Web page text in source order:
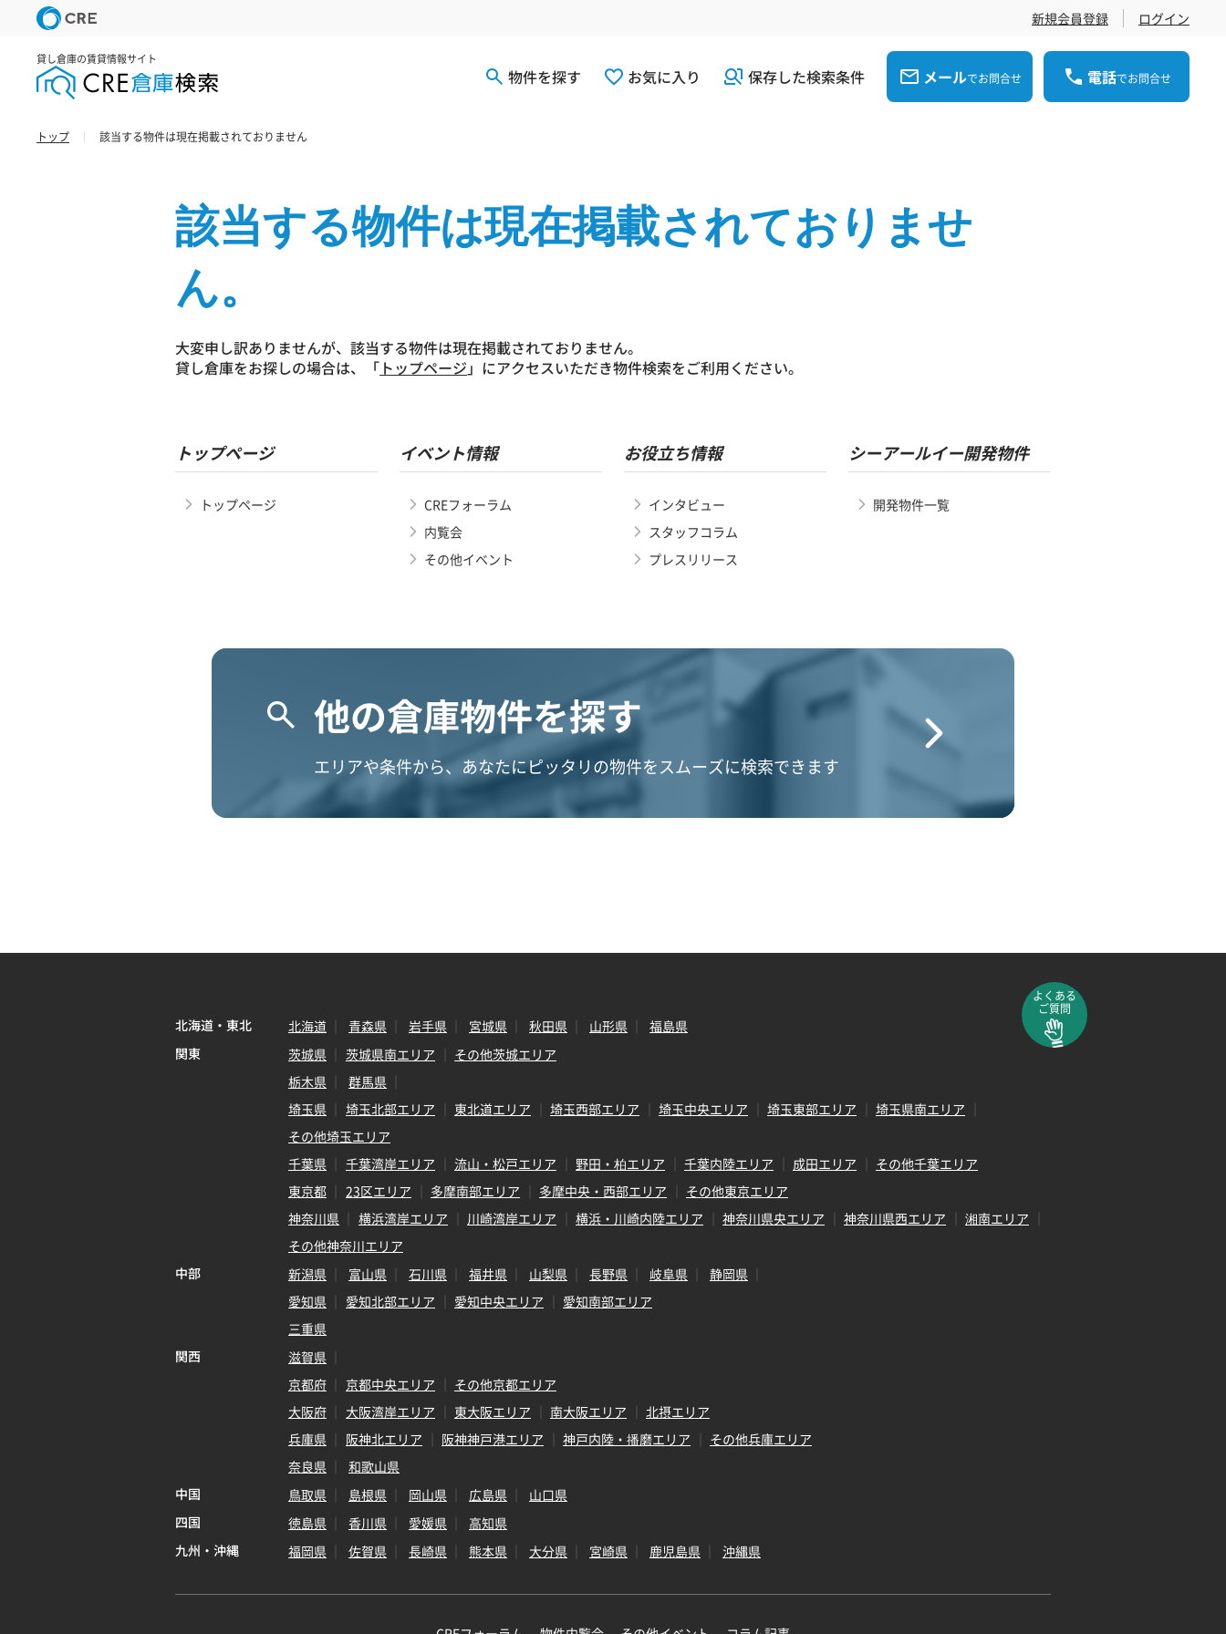
新規会員登録 ログイン
貸し倉庫の賃貸情報サイト
物件を探す お気に入り 保存した検索条件 メールでお問合せ 電話でお問合せ
トップ 該当する物件は現在掲載されておりません
該当する物件は現在掲載されておりませ
ん。
大変申し訳ありませんが、該当する物件は現在掲載されておりません。
貸し倉庫をお探しの場合は、「 トップページ 」にアクセスいただき物件検索をご利用ください。
トップページ
トップページ
イベント情報
CREフォーラム
内覧会
その他イベント
お役立ち情報
インタビュー
スタッフコラム
プレスリリース
シーアールイー開発物件
開発物件一覧
他の倉庫物件を探す
エリアや条件から、あなたにピッタリの物件をスムーズに検索できます
よくある
ご質問
北海道・東北 北海道 青森県 岩手県 宮城県 秋田県 山形県
福島県
関東
茨城県 茨城県南エリア
その他茨城エリア
栃木県
群馬県
埼玉県
埼玉北部エリア 東北道エリア 埼玉西部エリア 埼玉中央エリア 埼玉東部エリア
埼玉県南エリア
その他埼玉エリア
千葉県
千葉湾岸エリア 流山・松戸エリア 野田・柏エリア 千葉内陸エリア 成田エリア
その他千葉エリア
東京都
23区エリア 多摩南部エリア 多摩中央・西部エリア
その他東京エリア
神奈川県
横浜湾岸エリア 川崎湾岸エリア 横浜・川崎内陸エリア 神奈川県央エリア 神奈川県西エリア
湘南エリア
その他神奈川エリア
中部
新潟県 富山県 石川県 福井県 山梨県 長野県 岐阜県
静岡県
愛知県
愛知北部エリア 愛知中央エリア
愛知南部エリア
三重県
関西
滋賀県
京都府
京都中央エリア
その他京都エリア
大阪府
大阪湾岸エリア 東大阪エリア 南大阪エリア
北摂エリア
兵庫県
阪神北エリア 阪神神戸港エリア 神戸内陸・播磨エリア
その他兵庫エリア
奈良県
和歌山県
中国
鳥取県 島根県 岡山県 広島県
山口県
四国
徳島県 香川県 愛媛県
高知県
九州・沖縄
福岡県 佐賀県 長崎県 熊本県 大分県 宮崎県 鹿児島県 沖縄県